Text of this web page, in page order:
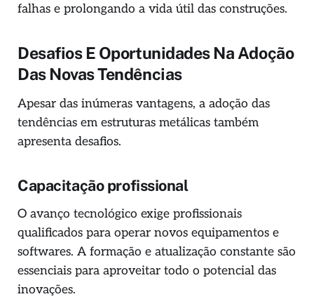
falhas e prolongando a vida útil das construções.
Desafios E Oportunidades Na Adoção
Das Novas Tendências
Apesar das inúmeras vantagens, a adoção das
tendências em estruturas metálicas também
apresenta desafios.
Capacitação profissional
O avanço tecnológico exige profissionais
qualificados para operar novos equipamentos e
softwares. A formação e atualização constante são
essenciais para aproveitar todo o potencial das
inovações.